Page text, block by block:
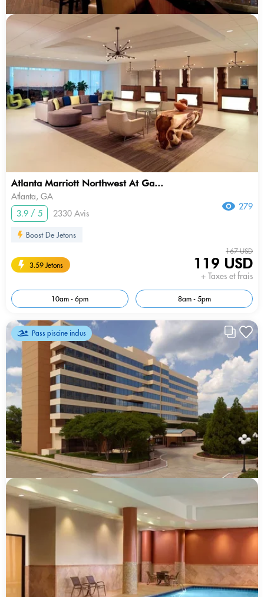
Atlanta Marriott Northwest At Ga...
Atlanta, GA
3.9 / 5
2330 Avis
279
Boost De Jetons
3.59 Jetons
167 USD
119 USD
+ Taxes et frais
10am - 6pm 8am - 5pm
Pass piscine inclus